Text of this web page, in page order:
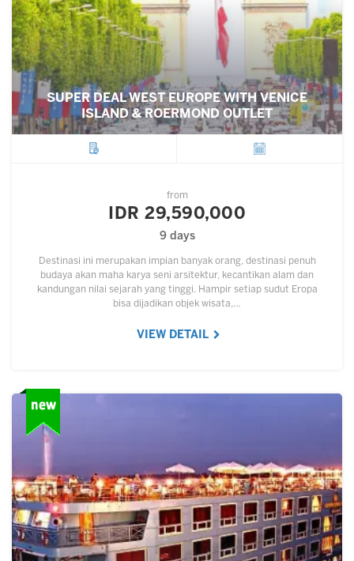
SUPER DEAL WEST EUROPE WITH VENICE
ISLAND & ROERMOND OUTLET
from
IDR 29,590,000
9 days
Destinasi ini merupakan impian banyak orang, destinasi penuh
budaya akan maha karya seni arsitektur, kecantikan alam dan
kandungan nilai sejarah yang tinggi. Hampir setiap sudut Eropa
bisa dijadikan objek wisata,…
VIEW DETAIL